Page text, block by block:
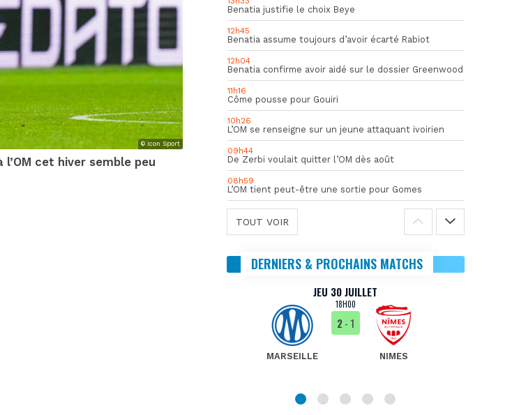
© Icon Sport
cet hiver semble peu
Benatia justifie le choix Beye
12h45
Benatia assume toujours d’avoir écarté Rabiot
12h04
Benatia confirme avoir aidé sur le dossier Greenwood
11h16
Côme pousse pour Gouiri
10h26
L’OM se renseigne sur un jeune attaquant ivoirien
09h44
De Zerbi voulait quitter l’OM dès août
08h59
L’OM tient peut-être une sortie pour Gomes
TOUT VOIR
DERNIERS & PROCHAINS MATCHS
JEU 30 JUILLET
18H00
MARSEILLE
2- 1
NIMES